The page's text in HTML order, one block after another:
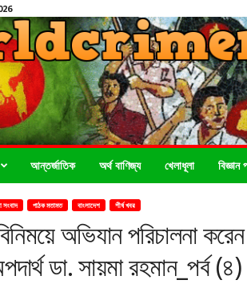
আন্তর্জাতিক অর্থ বাণিজ্য খেলাধূলা
সংবাদ পাঠক মতামত বাংলাদেশ শীর্ষ খবর
অভিযান পরিচালনা
ডা. সায়মা রহমান_পর্ব (৪)